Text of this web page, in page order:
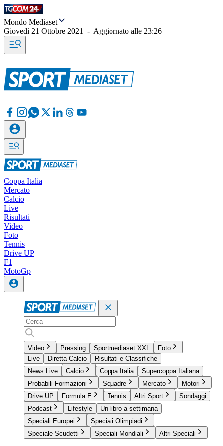
Mondo Mediaset
Giovedì 21 Ottobre 2021
- Aggiornato alle 23:26
Coppa Italia
Mercato
Calcio
Live
Risultati
Video
Foto
Tennis
Drive UP
F1
MotoGp
Video Pressing Sportmediaset XXL
Foto
Live
Diretta Calcio
Risultati e Classifiche
News Live
Calcio Coppa Italia
Supercoppa Italiana
Probabili Formazioni
Squadre Mercato
Motori
Drive UP
Formula E Tennis Altri Sport
Sondaggi
Podcast
Lifestyle
Un libro a settimana
Speciali Europei
Speciali Olimpiadi
Speciale Scudetti
Speciali Mondiali Altri Speciali